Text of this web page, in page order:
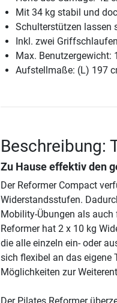
Mit 34 kg stabil und
Schulterstützen lassen
Inkl. zwei
Max. Benutzergewicht:
Aufstellmaße: (L) 197
Beschreibung:
Zu Hause effektiv den
Der Reformer Compact
Widerstandsstufen.
Mobility-Übungen als
Reformer hat 2 x 10 kg
die alle einzeln ein- oder
sich flexibel an das eigene
Möglichkeiten zur
Der Pilates Reformer